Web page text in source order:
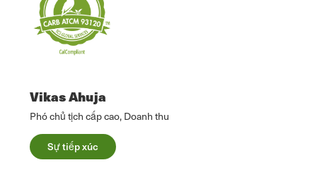
Vikas Ahuja
Phó chủ tịch cấp cao, Doanh thu
Sự tiếp xúc